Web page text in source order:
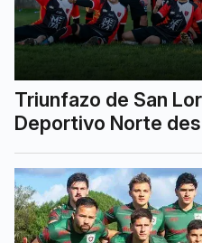
Triunfazo de San
Deportivo Norte